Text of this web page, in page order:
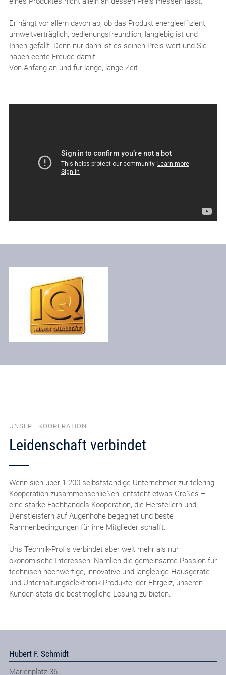
Er hängt vor allem davon ab, ob das Produkt energieeffizient,
umweltverträglich, bedienungsfreundlich, langlebig ist und
Ihnen gefällt. Denn nur dann ist es seinen Preis wert und Sie
haben echte Freude damit.
Von Anfang an und für lange, lange Zeit.
UNSERE KOOPERATION
Leidenschaft verbindet
Wenn sich über 1.200 selbstständige Unternehmer zur telering-
Kooperation zusammenschließen, entsteht etwas Großes –
eine starke Fachhandels-Kooperation, die Herstellern und
Dienstleistern auf Augenhöhe begegnet und beste
Rahmenbedingungen für ihre Mitglieder schafft.
Uns Technik-Profis verbindet aber weit mehr als nur
ökonomische Interessen: Nämlich die gemeinsame Passion für
technisch hochwertige, innovative und langlebige Hausgeräte
und Unterhaltungselektronik-Produkte, der Ehrgeiz, unseren
Kunden stets die bestmögliche Lösung zu bieten.
Hubert F. Schmidt
Marienplatz 36